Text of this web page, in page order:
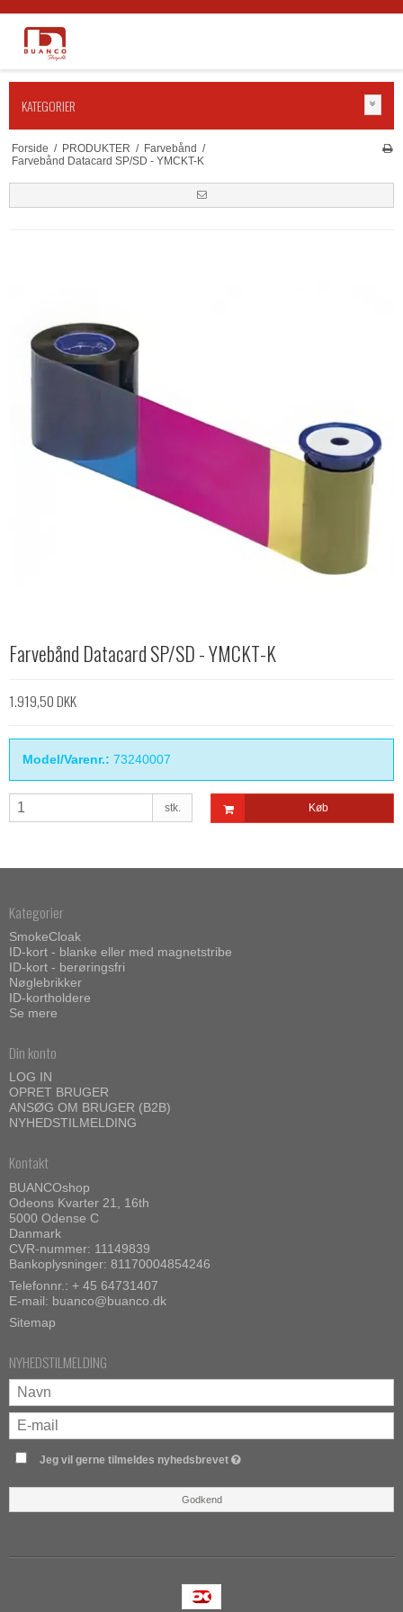
KATEGORIER
Forside / PRODUKTER / Farvebånd /
Farvebånd Datacard SP/SD - YMCKT-K
Farvebånd Datacard SP/SD - YMCKT-K
1.919,50 DKK
Model/Varenr.: 73240007
stk. Køb
Kategorier
SmokeCloak
ID-kort - blanke eller med magnetstribe
ID-kort - berøringsfri
Nøglebrikker
ID-kortholdere
Se mere
Din konto
LOG IN
OPRET BRUGER
ANSØG OM BRUGER (B2B)
NYHEDSTILMELDING
Kontakt
BUANCOshop
Odeons Kvarter 21, 16th
5000 Odense C
Danmark
CVR-nummer: 11149839
Bankoplysninger: 81170004854246
Telefonnr.: + 45 64731407
E-mail: buanco@buanco.dk
Sitemap
NYHEDSTILMELDING
Jeg vil gerne tilmeldes nyhedsbrevet
Godkend